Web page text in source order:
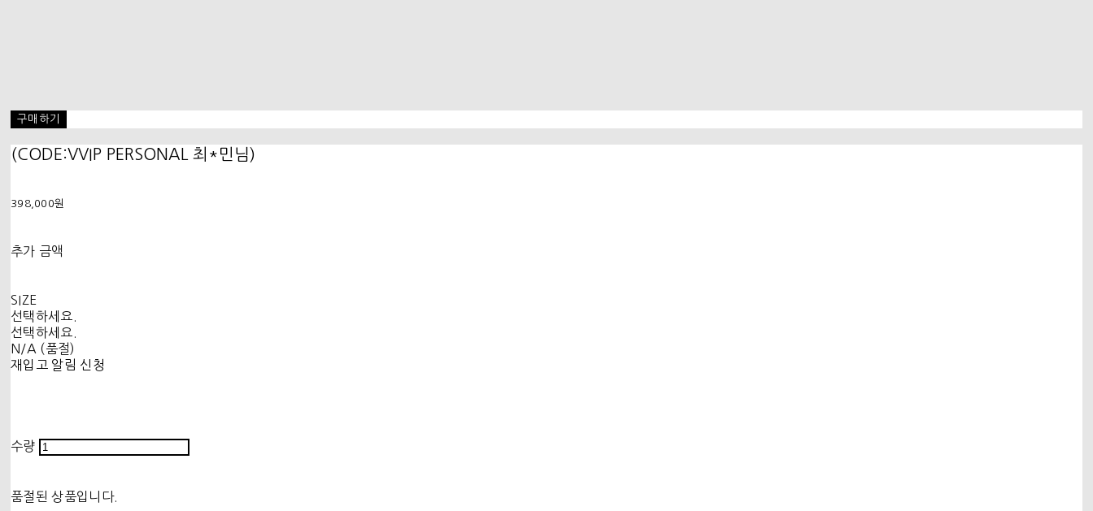
구매하기
(CODE:VVIP PERSONAL 최*민님)
398,000원
추가 금액
SIZE
선택하세요.
선택하세요.
N/A (품절)
재입고 알림 신청
수량
품절된 상품입니다.